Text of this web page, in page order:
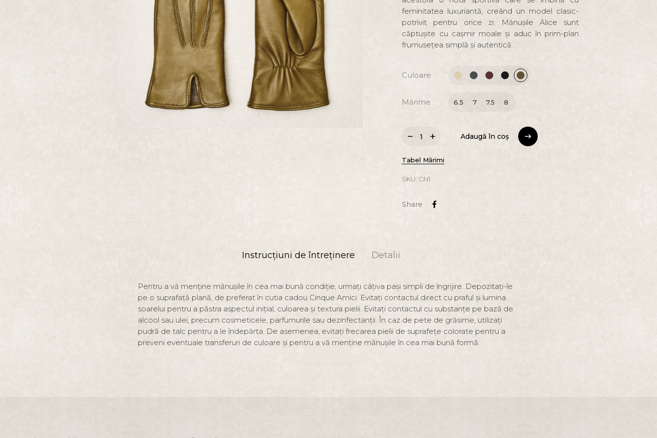
feminitatea luxuriantă, creând un model clasic-
potrivit pentru orice zi. Mănușile Alice sunt
căptușite cu cașmir moale și aduc în prim-plan
frumusețea simplă și autentică.
Culoare
Mărime 6.5 7 7.5 8
Adaugă în coș
Tabel Mărimi
SKU: CN1
Share
Instrucțiuni de întreținere Detalii
Pentru a vă menține mănușile în cea mai bună condiție, urmați câțiva pași simpli de îngrijire. Depozitați-le
pe o suprafață plană, de preferat în cutia cadou Cinque Amici. Evitați contactul direct cu praful și lumina
soarelui pentru a păstra aspectul inițial, culoarea și textura pielii. Evitați contactul cu substanțe pe bază de
alcool sau ulei, precum cosmeticele, parfumurile sau dezinfectanții. În caz de pete de grăsime, utilizați
pudră de talc pentru a le îndepărta. De asemenea, evitați frecarea pielii de suprafețe colorate pentru a
preveni eventuale transferuri de culoare și pentru a vă menține mănușile în cea mai bună formă.